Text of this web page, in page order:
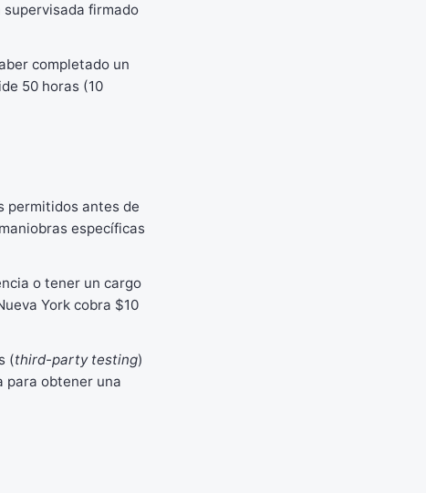
firmado
completado un
50 horas (10
permitidos antes de
específicas
o tener un cargo
York cobra $10
(third-party testing)
para obtener una